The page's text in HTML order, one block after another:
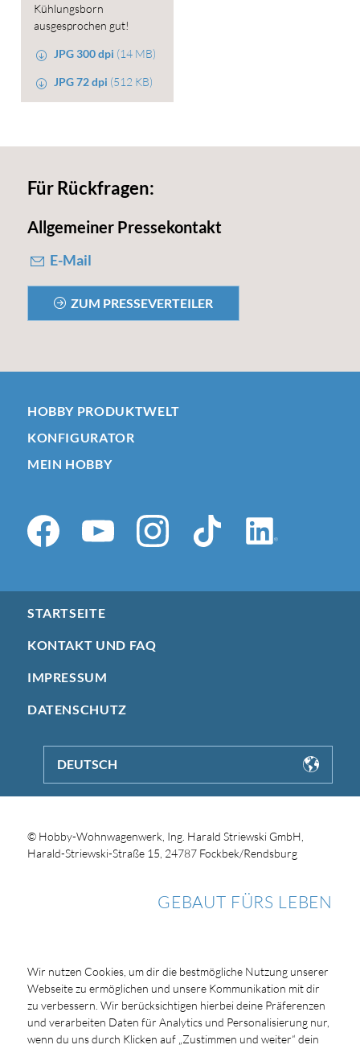
Kühlungsborn
ausgesprochen gut!
JPG 300 dpi (14 MB)
JPG 72 dpi (512 KB)
Für Rückfragen:
Allgemeiner Pressekontakt
E-Mail
ZUM PRESSEVERTEILER
HOBBY PRODUKTWELT
KONFIGURATOR
MEIN HOBBY
STARTSEITE
KONTAKT UND FAQ
IMPRESSUM
DATENSCHUTZ
DEUTSCH
© Hobby-Wohnwagenwerk, Ing. Harald Striewski GmbH,
Harald-Striewski-Straße 15, 24787 Fockbek/Rendsburg
GEBAUT FÜRS LEBEN
Wir nutzen Cookies, um dir die bestmögliche Nutzung unserer
Webseite zu ermöglichen und unsere Kommunikation mit dir
zu verbessern. Wir berücksichtigen hierbei deine Präferenzen
und verarbeiten Daten für Analytics und Personalisierung nur,
wenn du uns durch Klicken auf „Zustimmen und weiter“ dein